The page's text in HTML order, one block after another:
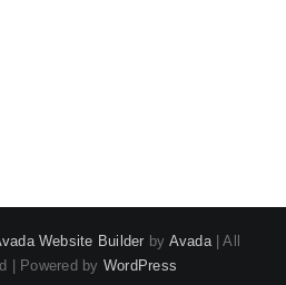
Website Builder by Avada| All
| Powered by WordPress